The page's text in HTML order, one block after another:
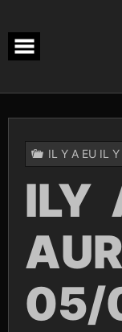
content
IL Y A EU IL Y
ILY
05/